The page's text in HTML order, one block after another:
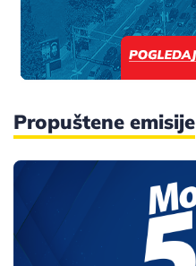
Propuštene emisije